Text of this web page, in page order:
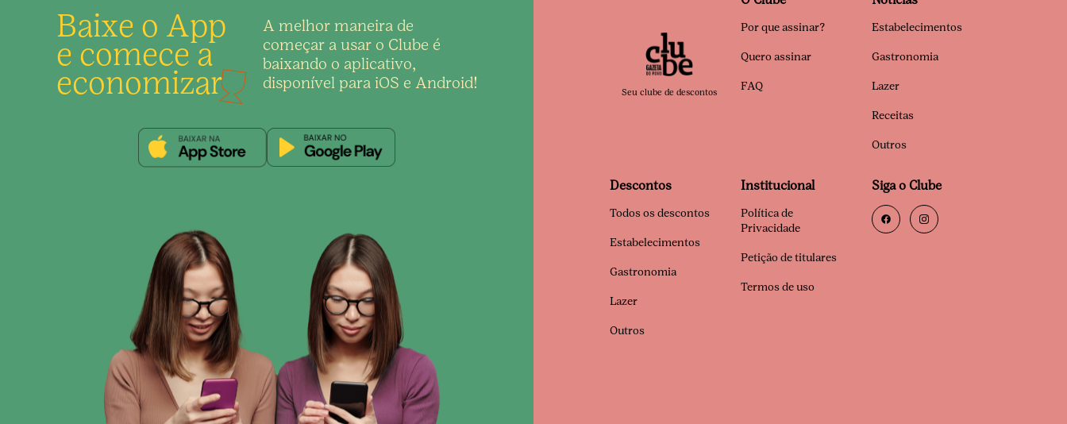
Baixe o App
e comece a
economizar
A melhor maneira de
começar a usar o Clube é
baixando o aplicativo,
disponível para iOS e Android!
Seu clube de descontos
Por que assinar?
Quero assinar
FAQ
Estabelecimentos
Gastronomia
Lazer
Receitas
Outros
Descontos
Todos os descontos
Estabelecimentos
Gastronomia
Lazer
Outros
Institucional
Política de
Privacidade
Petição de titulares
Termos de uso
Siga o Clube